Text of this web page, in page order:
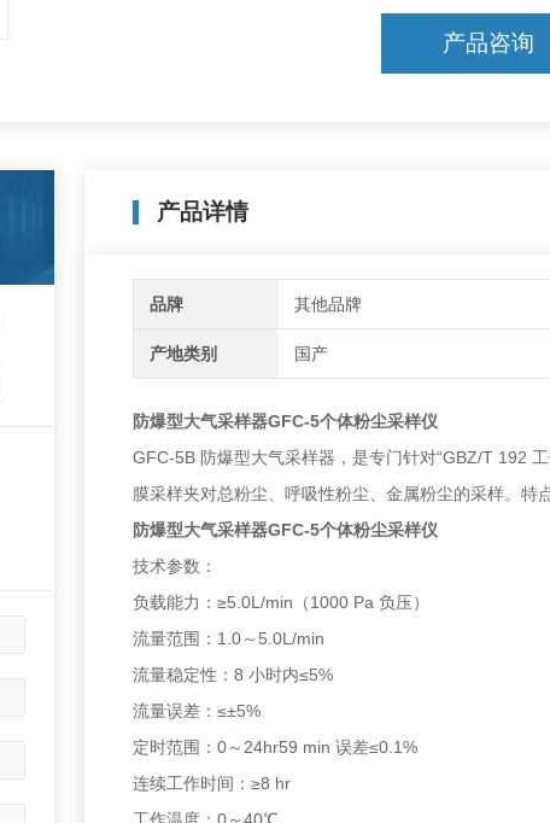
产品咨询
产品详情
品牌 其他品牌
产地类别 国产
防爆型大气采样器GFC-5个体粉尘采样仪
GFC-5B 防爆型大气采样器，是专门针对“GBZ/T 192
膜采样夹对总粉尘、呼吸性粉尘、金属粉尘的采样。特
防爆型大气采样器GFC-5个体粉尘采样仪
技术参数：
负载能力：≥5.0L/min（1000 Pa 负压）
流量范围：1.0～5.0L/min
流量稳定性：8 小时内≤5%
流量误差：≤±5%
定时范围：0～24hr59 min 误差≤0.1%
连续工作时间：≥8 hr